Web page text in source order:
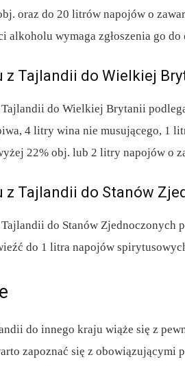
oraz do 20 litrów napojów o
alkoholu wymaga zgłoszenia go
z Tajlandii do Wielkiej
do Wielkiej Brytanii
4 litry wina nie musującego, 1
22% obj. lub 2 litry napojów o
z Tajlandii do Stanów
do Stanów Zjednoczonych
do 1 litra napojów
do innego kraju wiąże się z
zapoznać się z obowiązującymi